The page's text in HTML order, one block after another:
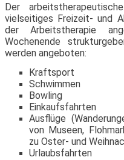
Der
vielseitiges Freizeit- und
der Arbeitstherapie
Wochenende
werden angeboten:
Kraftsport
Schwimmen
Bowling
Einkaufsfahrten
Ausflüge
von Museen,
zu Oster- und
Urlaubsfahrten